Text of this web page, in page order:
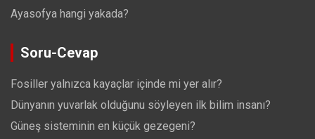
Ayasofya hangi yakada?
Soru-Cevap
Fosiller yalnızca kayaçlar içinde mi yer alır?
Dünyanın yuvarlak olduğunu söyleyen ilk bilim insanı?
Güneş sisteminin en küçük gezegeni?